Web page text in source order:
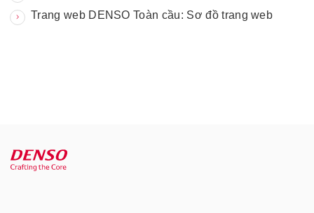
Trang web DENSO Toàn cầu: Sơ đồ trang web